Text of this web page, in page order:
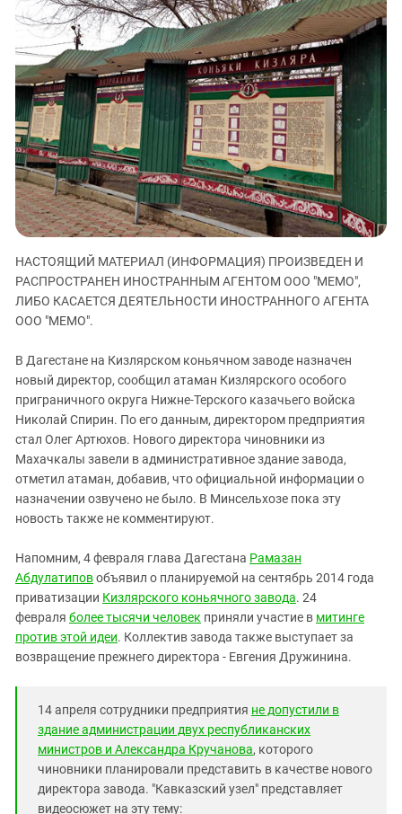
ЗАСТАВЛЯЕТ
КАВКАЗ ЗА ПАЛЕСТИНУ
ИНАКОМЫСЛИЕ В ЧЕЧНЕ
ПРЕСЛЕДОВАНИЕ АКТИВИСТОВ
МОБИЛИЗАЦИЯ И ПРОТЕСТЫ
Дагестан
Ингушетия
Кабардино-Балкария
Калмыкия
Карачаево-Черкесия
Краснодарский край
Нагорный Карабах
Российская Федерация
Ростовская область
Северная Осетия - Алания
СКФО
Ставропольский край
Южная Осетия
Южный Кавказ
ЮФО
НАСТОЯЩИЙ МАТЕРИАЛ (ИНФОРМАЦИЯ) ПРОИЗВЕДЕН И
РАСПРОСТРАНЕН ИНОСТРАННЫМ АГЕНТОМ ООО "МЕМО",
ЛИБО КАСАЕТСЯ ДЕЯТЕЛЬНОСТИ ИНОСТРАННОГО АГЕНТА
ООО "МЕМО".
В Дагестане на Кизлярском коньячном заводе назначен
новый директор, сообщил атаман Кизлярского особого
приграничного округа Нижне-Терского казачьего войска
Николай Спирин. По его данным, директором предприятия
стал Олег Артюхов. Нового директора чиновники из
Махачкалы завели в административное здание завода,
отметил атаман, добавив, что официальной информации о
назначении озвучено не было. В Минсельхозе пока эту
новость также не комментируют.
Напомним, 4 февраля глава Дагестана Рамазан
Абдулатиповобъявил о планируемой на сентябрь 2014 года
приватизации Кизлярского коньячного завода. 24
февраля более тысячи человек приняли участие в митинге
против этой идеи. Коллектив завода также выступает за
возвращение прежнего директора - Евгения Дружинина.
14 апреля сотрудники предприятия не допустили в
здание администрации двух республиканских
министров и Александра Кручанова, которого
чиновники планировали представить в качестве нового
директора завода. "Кавказский узел" представляет
видеосюжет на эту тему: